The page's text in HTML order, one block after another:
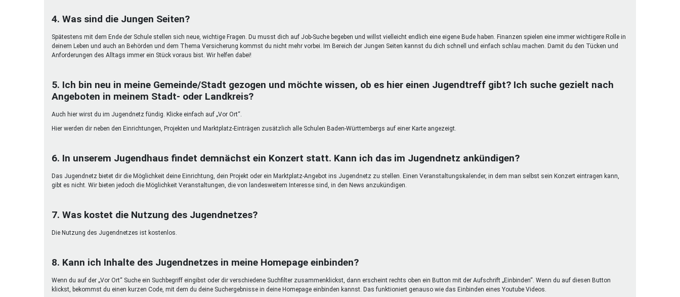
4. Was sind die Jungen Seiten?
Spätestens mit dem Ende der Schule stellen sich neue, wichtige Fragen. Du musst dich auf Job-Suche begeben und willst vielleicht endlich eine eigene Bude haben. Finanzen spielen eine immer wichtigere Rolle in
deinem Leben und auch an Behörden und dem Thema Versicherung kommst du nicht mehr vorbei. Im Bereich der Jungen Seiten kannst du dich schnell und einfach schlau machen. Damit du den Tücken und
Anforderungen des Alltags immer ein Stück voraus bist. Wir helfen dabei!
5. Ich bin neu in meine Gemeinde/Stadt gezogen und möchte wissen, ob es hier einen Jugendtreff gibt? Ich suche gezielt nach
Angeboten in meinem Stadt- oder Landkreis?
Auch hier wirst du im Jugendnetz fündig. Klicke einfach auf „Vor Ort“.
Hier werden dir neben den Einrichtungen, Projekten und Marktplatz-Einträgen zusätzlich alle Schulen Baden-Württembergs auf einer Karte angezeigt.
6. In unserem Jugendhaus findet demnächst ein Konzert statt. Kann ich das im Jugendnetz ankündigen?
Das Jugendnetz bietet dir die Möglichkeit deine Einrichtung, dein Projekt oder ein Marktplatz-Angebot ins Jugendnetz zu stellen. Einen Veranstaltungskalender, in dem man selbst sein Konzert eintragen kann,
gibt es nicht. Wir bieten jedoch die Möglichkeit Veranstaltungen, die von landesweitem Interesse sind, in den News anzukündigen.
7. Was kostet die Nutzung des Jugendnetzes?
Die Nutzung des Jugendnetzes ist kostenlos.
8. Kann ich Inhalte des Jugendnetzes in meine Homepage einbinden?
Wenn du auf der „Vor Ort“ Suche ein Suchbegriff eingibst oder dir verschiedene Suchfilter zusammenklickst, dann erscheint rechts oben ein Button mit der Aufschrift „Einbinden“. Wenn du auf diesen Button
klickst, bekommst du einen kurzen Code, mit dem du deine Suchergebnisse in deine Homepage einbinden kannst. Das funktioniert genauso wie das Einbinden eines Youtube Videos.